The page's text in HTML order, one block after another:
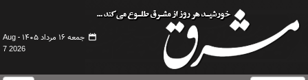
جمعه ۱۶ مرداد ۱۴۰۵ -
Aug
7 2026